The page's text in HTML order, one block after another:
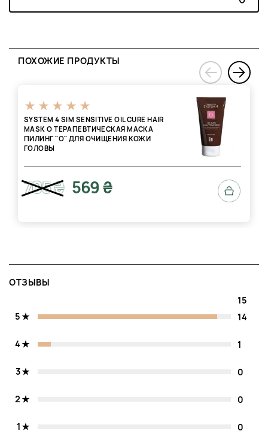
бальзамом волосы пропитаются всеми
необходимыми активными компонентами и станут
ПОХОЖИЕ ПРОДУКТЫ
SYSTEM 4 SIM SENSITIVE OIL CURE HAIR
MASK O ТЕРАПЕВТИЧЕСКАЯ МАСКА
ПИЛИНГ "О" ДЛЯ ОЧИЩЕНИЯ КОЖИ
ГОЛОВЫ
705 ₴ 569 ₴
‹
›
ОТЗЫВЫ
15
5
14
4 1
3 0
2 0
1 0